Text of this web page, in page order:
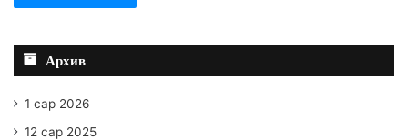
Архив
1 сар 2026
12 сар 2025